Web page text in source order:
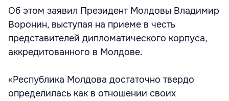
Об этом заявил Президент Молдовы Владимир
Воронин, выступая на приеме в честь
представителей дипломатического корпуса,
аккредитованного в Молдове.
«Республика Молдова достаточно твердо
определилась как в отношении своих